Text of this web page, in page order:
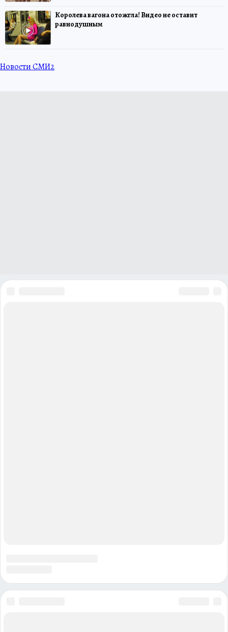
Королева вагона отожгла! Видео не оставит
равнодушным
Новости СМИ2